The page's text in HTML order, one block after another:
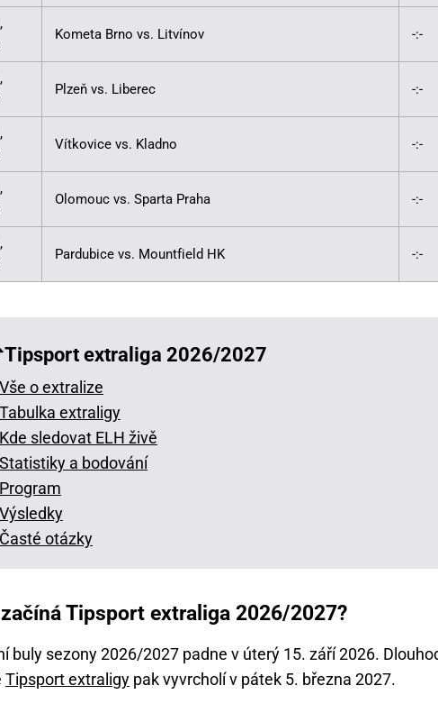
Kometa Brno vs. Litvínov -:-
Plzeň vs. Liberec -:-
Vítkovice vs. Kladno -:-
Olomouc vs. Sparta Praha -:-
Pardubice vs. Mountfield HK -:-
Tipsport extraliga 2026/2027
Vše o extralize
Tabulka extraligy
Kde sledovat ELH živě
Statistiky a bodování
Program
Výsledky
Časté otázky
Tipsport extraliga 2026/2027?
buly sezony 2026/2027 padne v úterý 15. září 2026.
Tipsport extraligy pak vyvrcholí v pátek 5. března 2027.